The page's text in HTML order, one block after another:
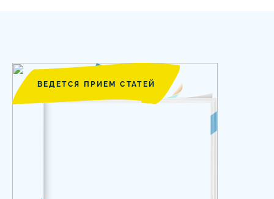
ВЕДЕТСЯ ПРИЕМ СТАТЕЙ